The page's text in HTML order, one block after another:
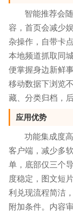
智能推荐会
容，首页会减少
杂操作，自带卡
本地频道抓取同
便掌握身边新鲜
移动数据下浏览
藏、分类归档，
应用优势
功能集成度
客户端，减少多
单，底部仅三个
度稳定，图文短
利兑现流程简洁
附加条件。内容